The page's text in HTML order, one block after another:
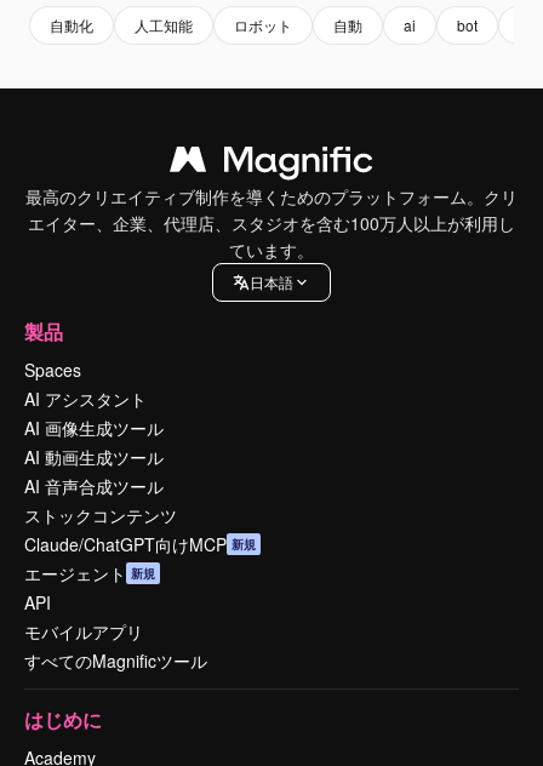
自動化 人工知能 ロボット 自動 ai bot
最高のクリエイティブ制作を導くためのプラットフォーム。クリ
エイター、企業、代理店、スタジオを含む100万人以上が利用し
ています。
日本語
製品
Spaces
AI アシスタント
AI 画像生成ツール
AI 動画生成ツール
AI 音声合成ツール
ストックコンテンツ
Claude/ChatGPT向けMCP 新規
エージェント 新規
API
モバイルアプリ
すべてのMagnificツール
はじめに
Academy